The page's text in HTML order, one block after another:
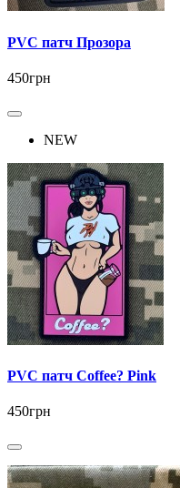
PVC патч Прозора
450грн
NEW
PVC патч Coffee? Pink
450грн